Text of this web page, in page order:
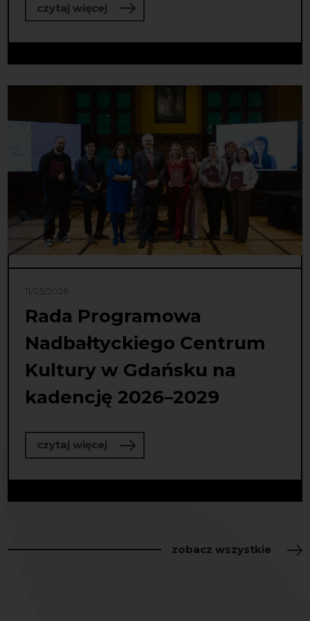
czytaj więcejo Wiemy, w czyje ręce trafiła
11/05/2026
Rada Programowa
Nadbałtyckiego Centrum
Kultury w Gdańsku na
kadencję 2026–2029
czytaj więcejo Rada Programowa
zobacz wszystkie